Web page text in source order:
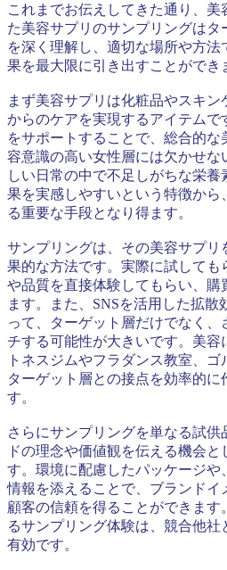
これまでお伝えしてきた通り、
た美容サプリのサンプリングは
を深く理解し、適切な場所や方
果を最大限に引き出すことができ
まず美容サプリは化粧品やスキン
からのケアを実現するアイテム
をサポートすることで、総合的
容意識の高い女性層には欠かせ
しい日常の中で不足しがちな栄
果を実感しやすいという特徴から
る重要な手段となり得ます。
サンプリングは、その美容サプリ
果的な方法です。実際に試しても
や品質を直接体験してもらい、購
ます。また、SNSを活用した拡散
って、ターゲット層だけでなく
チする可能性が大きいです。美容
トネスジムやフラダンス教室、
ターゲット層との接点を効率的に
す。
さらにサンプリングを単なる試
ドの理念や価値観を伝える機会
す。環境に配慮したパッケージや
情報を添えることで、ブランドイ
顧客の信頼を得ることができま
るサンプリング体験は、競合他社
有効です。